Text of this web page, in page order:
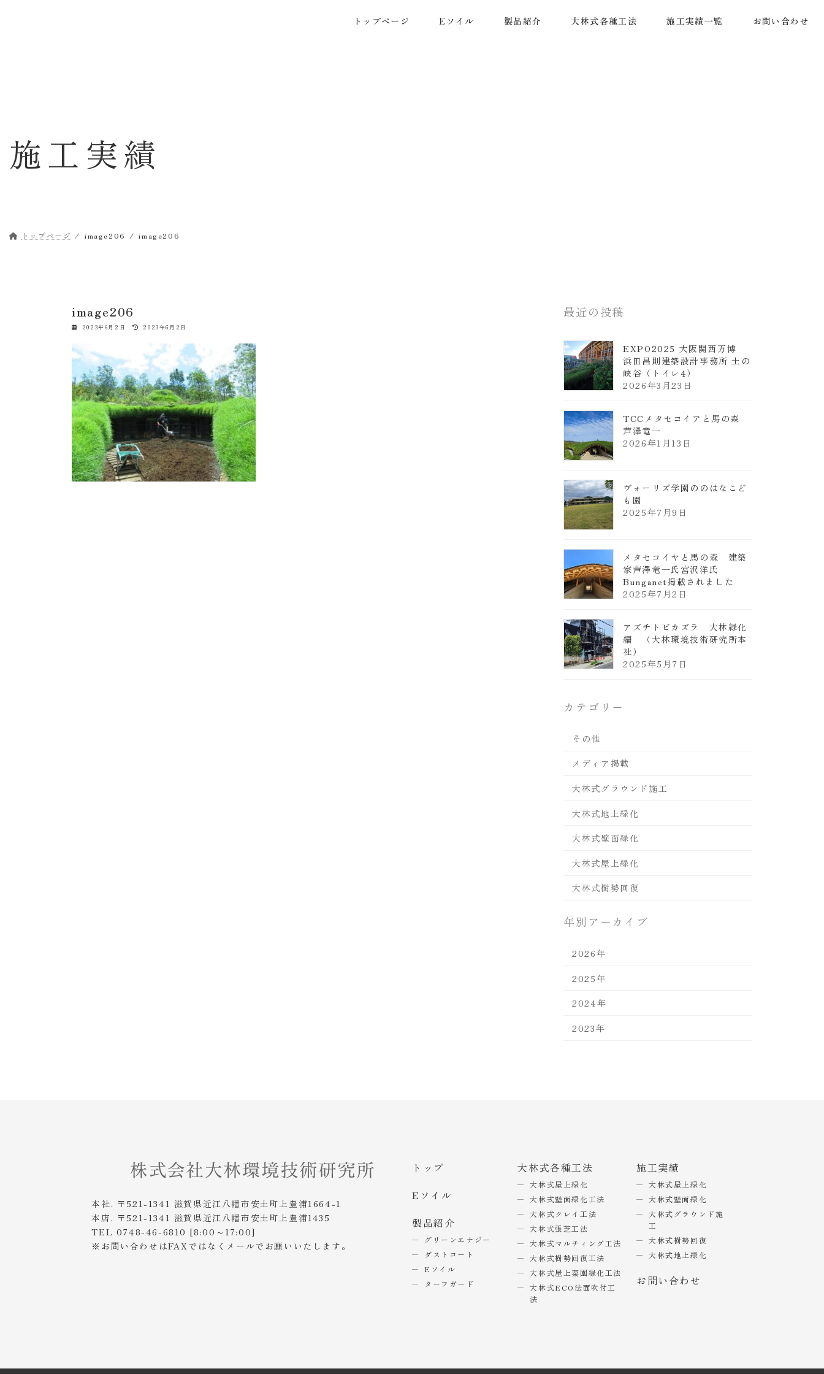
トップページ Eソイル 製品紹介 大林式各種工法 施工実績一覧 お問い合わせ
施工実績
トップページ image206 image206
image206
2023年6月2日
最
日
時
:
2023年6月2日
最近の投稿
EXPO2025 大阪関西万博
浜田昌則建築設計事務所 土の
峡谷（トイレ4）
2026年3月23日
TCCメタセコイアと馬の森
芦澤竜一
2026年1月13日
ヴォーリズ学園ののはなこど
も園
2025年7月9日
メタセコイヤと馬の森 建築
家芦澤竜一氏宮沢洋氏
Bunganet掲載されました
2025年7月2日
アズチトビカズラ 大林緑化
編 （大林環境技術研究所本
社）
2025年5月7日
カテゴリー
その他
メディア掲載
大林式グラウンド施工
大林式地上緑化
大林式壁面緑化
大林式屋上緑化
大林式樹勢回復
年別アーカイブ
2026年
2025年
2024年
2023年
本社. 〒521-1341 滋賀県近江八幡市安土町上豊浦1664-1
本店. 〒521-1341 滋賀県近江八幡市安土町上豊浦1435
TEL 0748-46-6810 [8:00～17:00]
※お問い合わせはFAXではなくメールでお願いいたします。
トップ
Eソイル
製品紹介
グリーンエナジー
ダストコート
Eソイル
ターフガード
大林式各種工法
大林式屋上緑化
大林式壁面緑化工法
大林式クレイ工法
大林式張芝工法
大林式マルチィング工法
大林式樹勢回復工法
大林式屋上菜園緑化工法
大林式ECO法面吹付工
法
施工実績
大林式屋上緑化
大林式壁面緑化
大林式グラウンド施
工
大林式樹勢回復
大林式地上緑化
お問い合わせ